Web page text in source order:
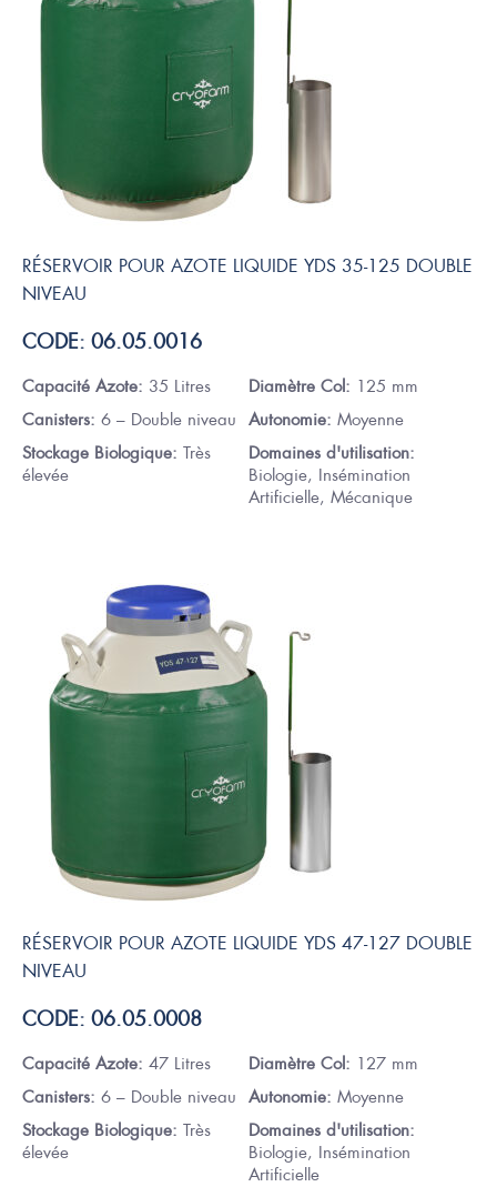
RÉSERVOIR POUR AZOTE LIQUIDE YDS 35-125 DOUBLE
NIVEAU
CODE: 06.05.0016
Capacité Azote: 35 Litres Diamètre Col: 125 mm
Canisters: 6 – Double niveau Autonomie: Moyenne
Stockage Biologique: Très
élevée
Domaines d'utilisation:
Biologie, Insémination
Artificielle, Mécanique
RÉSERVOIR POUR AZOTE LIQUIDE YDS 47-127 DOUBLE
NIVEAU
CODE: 06.05.0008
Capacité Azote: 47 Litres Diamètre Col: 127 mm
Canisters: 6 – Double niveau Autonomie: Moyenne
Stockage Biologique: Très
élevée
Domaines d'utilisation:
Biologie, Insémination
Artificielle